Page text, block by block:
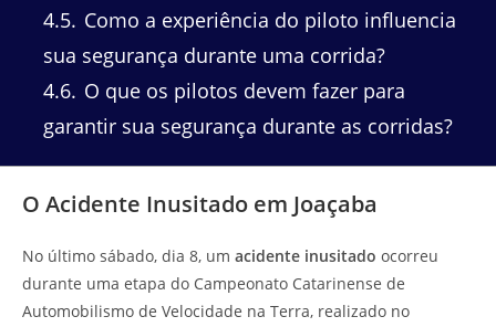
4.5 Como a experiência do piloto influencia
sua segurança durante uma corrida?
4.6 O que os pilotos devem fazer para
garantir sua segurança durante as corridas?
O Acidente Inusitado em Joaçaba
No último sábado, dia 8, um acidente inusitado ocorreu
durante uma etapa do Campeonato Catarinense de
Automobilismo de Velocidade na Terra, realizado no